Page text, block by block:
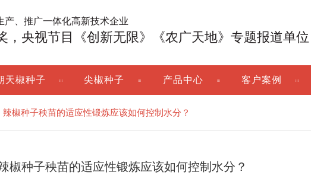
产、推广一体化高新技术企业
，央视节目《创新无限》《农广天地》专题报道单位
天椒种子 尖椒种子 产品中心 客户案例
辣椒种子秧苗的适应性锻炼应该如何控制水分？
椒种子秧苗的适应性锻炼应该如何控制水分？